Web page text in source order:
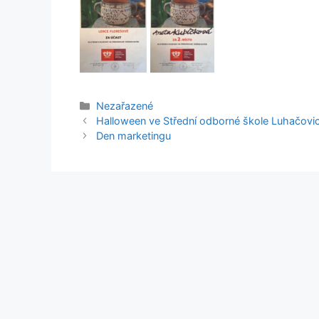
Rubriky
Nezařazené
Halloween ve Střední odborné škole
Den marketingu